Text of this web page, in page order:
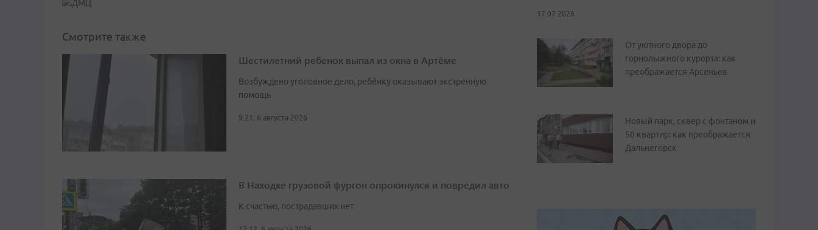
Смотрите также
Шестилетний ребенок выпал из окна в Артёме
Возбуждено уголовное дело, ребёнку оказывают экстренную
помощь
9:21, 6 августа 2026
В Находке грузовой фургон опрокинулся и повредил авто
К счастью, пострадавших нет
17.07.2026
От уютного двора до
горнолыжного курорта: как
преображается Арсеньев
Новый парк, сквер с фонтаном и
50 квартир: как преображается
Дальнегорск